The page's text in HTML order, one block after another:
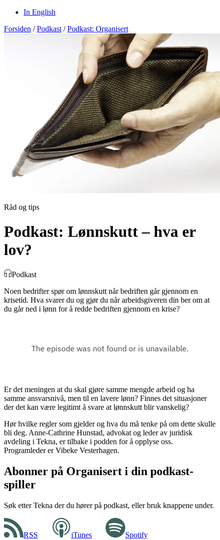
In English
Forsiden / Podkast / Podkast: Organisert
Råd og tips
Podkast: Lønnskutt – hva er
lov?
Podkast
Noen bedrifter spør om lønnskutt når bedriften går gjennom en
krisetid. Hva svarer du og gjør du når arbeidsgiveren din ber om at
du går ned i lønn for å redde bedriften gjennom en krise?
Er det meningen at du skal gjøre samme mengde arbeid og ha
samme ansvarsnivå, men til en lavere lønn? Finnes det situasjoner
der det kan være legitimt å svare at lønnskutt blir vanskelig?
Hør hvilke regler som gjelder og hva du må tenke på om dette skulle
bli deg. Anne-Cathrine Hunstad, advokat og leder av juridisk
avdeling i Tekna, er tilbake i podden for å opplyse oss.
Programleder er Vibeke Vesterhagen.
Abonner på Organisert i din podkast-
spiller
Søk etter Tekna der du hører på podkast, eller bruk knappene under.
RSS iTunes Spotify